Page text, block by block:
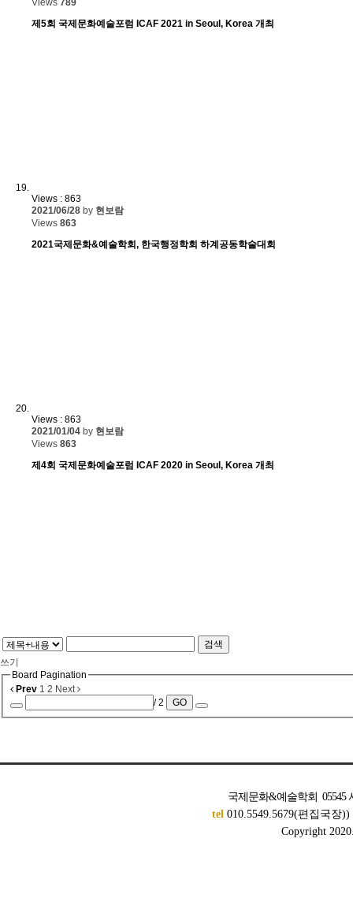
Views 789
제5회 국제문화예술포럼 ICAF 2021 in Seoul, Korea 개최
Views : 863
2021/06/28 by 현보람
Views 863
2021국제문화&예술학회, 한국행정학회 하계공동학술대회
Views : 863
2021/01/04 by 현보람
Views 863
제4회 국제문화예술포럼 ICAF 2020 in Seoul, Korea 개최
검색
쓰기
Board Pagination
Prev 1 2 Next
/ 2
GO
국제문화&예술학회 05545
tel 010.5549.5679(편집국
Copyright